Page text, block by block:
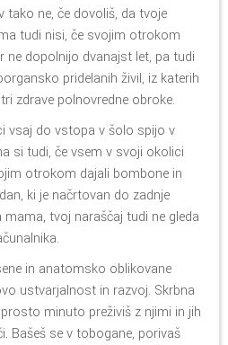
tako ne, če dovoliš, da tvoje
tudi nisi, če svojim otrokom
ne dopolnijo dvanajst let, pa tudi
pridelanih živil, iz katerih
zdrave polnovredne obroke.
vsaj do vstopa v šolo spijo v
si tudi, če vsem v svoji okolici
otrokom dajali bombone in
ki je načrtovan do zadnje
tvoj naraščaj tudi ne gleda
in anatomsko oblikovane
ustvarjalnost in razvoj. Skrbna
minuto preživiš z njimi in jih
Bašeš se v tobogane, porivaš